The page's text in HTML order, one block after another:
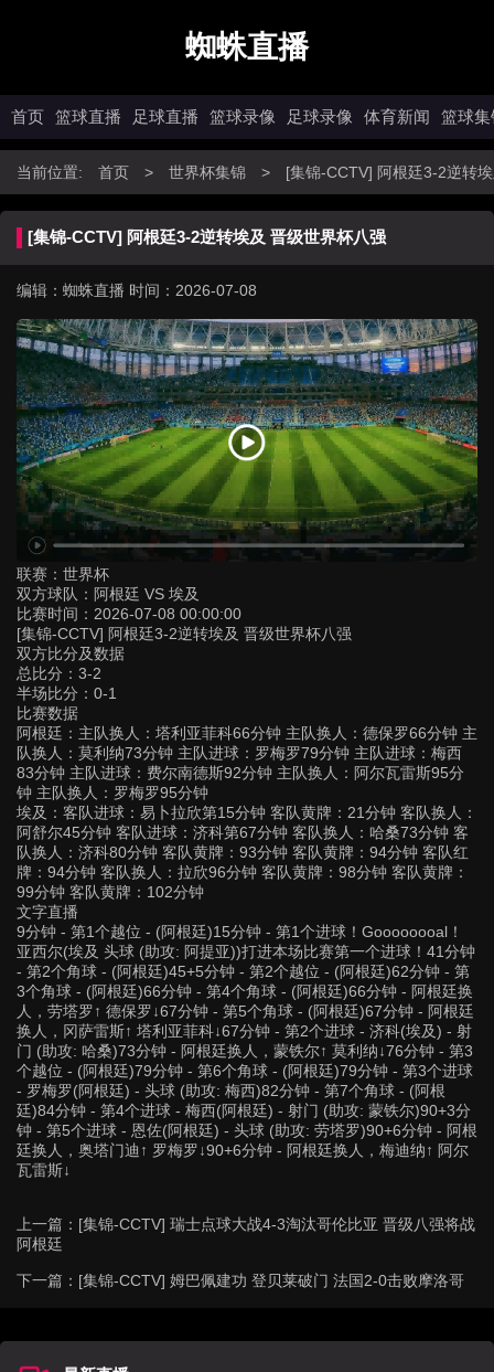
蜘蛛直播
首页 篮球直播 足球直播 篮球录像 足球录像 体育新闻 篮球集
当前位置: 首页 > 世界杯集锦 > [集锦-CCTV] 阿根廷3-2逆转
[集锦-CCTV] 阿根廷3-2逆转埃及 晋级世界杯八强
编辑：蜘蛛直播 时间：2026-07-08
联赛： 世界杯
双方球队： 阿根廷 VS 埃及
比赛时间： 2026-07-08 00:00:00
[集锦-CCTV] 阿根廷3-2逆转埃及 晋级世界杯八强
双方比分及数据
总比分：3-2
半场比分：0-1
比赛数据
阿根廷：主队换人：塔利亚菲科66分钟 主队换人：德保罗66分钟 主
队换人：莫利纳73分钟 主队进球：罗梅罗79分钟 主队进球：梅西
83分钟 主队进球：费尔南德斯92分钟 主队换人：阿尔瓦雷斯95分
钟 主队换人：罗梅罗95分钟
埃及：客队进球：易卜拉欣第15分钟 客队黄牌：21分钟 客队换人：
阿舒尔45分钟 客队进球：济科第67分钟 客队换人：哈桑73分钟 客
队换人：济科80分钟 客队黄牌：93分钟 客队黄牌：94分钟 客队红
牌：94分钟 客队换人：拉欣96分钟 客队黄牌：98分钟 客队黄牌：
99分钟 客队黄牌：102分钟
文字直播
9分钟 - 第1个越位 - (阿根廷)15分钟 - 第1个进球！Goooooooal！
亚西尔(埃及 头球 (助攻: 阿提亚))打进本场比赛第一个进球！41分钟
- 第2个角球 - (阿根廷)45+5分钟 - 第2个越位 - (阿根廷)62分钟 - 第
3个角球 - (阿根廷)66分钟 - 第4个角球 - (阿根廷)66分钟 - 阿根廷换
人，劳塔罗↑ 德保罗↓67分钟 - 第5个角球 - (阿根廷)67分钟 - 阿根廷
换人，冈萨雷斯↑ 塔利亚菲科↓67分钟 - 第2个进球 - 济科(埃及) - 射
门 (助攻: 哈桑)73分钟 - 阿根廷换人，蒙铁尔↑ 莫利纳↓76分钟 - 第3
个越位 - (阿根廷)79分钟 - 第6个角球 - (阿根廷)79分钟 - 第3个进球
- 罗梅罗(阿根廷) - 头球 (助攻: 梅西)82分钟 - 第7个角球 - (阿根
廷)84分钟 - 第4个进球 - 梅西(阿根廷) - 射门 (助攻: 蒙铁尔)90+3分
钟 - 第5个进球 - 恩佐(阿根廷) - 头球 (助攻: 劳塔罗)90+6分钟 - 阿根
廷换人，奥塔门迪↑ 罗梅罗↓90+6分钟 - 阿根廷换人，梅迪纳↑ 阿尔
瓦雷斯↓
上一篇： [集锦-CCTV] 瑞士点球大战4-3淘汰哥伦比亚 晋级八强将战
阿根廷
下一篇： [集锦-CCTV] 姆巴佩建功 登贝莱破门 法国2-0击败摩洛哥